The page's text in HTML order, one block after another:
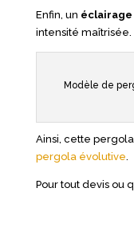
Enfin, un éclairage
intensité maîtrisée.
Modèle de
Ainsi, cette
pergola évolutive
Pour tout devis ou